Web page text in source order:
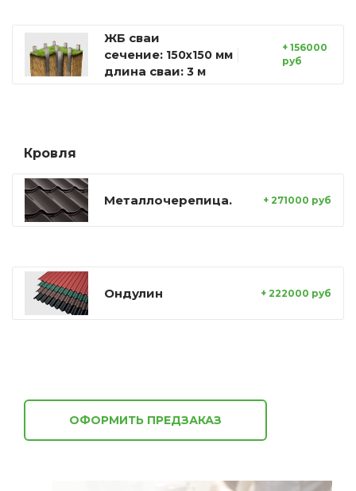
ЖБ сваи
сечение: 150х150 мм
длина сваи: 3 м
+ 156000
руб
Кровля
Металлочерепица. + 271000 руб
Ондулин + 222000 руб
ОФОРМИТЬ ПРЕДЗАКАЗ